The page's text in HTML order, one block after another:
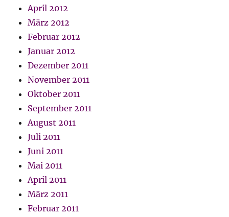
April 2012
März 2012
Februar 2012
Januar 2012
Dezember 2011
November 2011
Oktober 2011
September 2011
August 2011
Juli 2011
Juni 2011
Mai 2011
April 2011
März 2011
Februar 2011